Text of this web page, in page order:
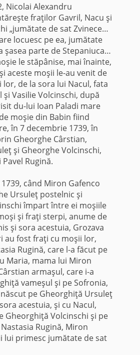
Nicolai Alexandru
fraţilor Gavril, Nacu şi
„jumătate de sat Zvinece…
locuesc pe ea, jumătate
şasea parte de Stepaniuca…
le stăpânise, mai înainte,
aceste moşii le-au venit de
de la sora lui Nacul, fata
şi Vasilie Volcinschi, după
du-lui Ioan Paladi mare
moşie din Babin fiind
în 7 decembrie 1739, în
Gheorghe Cârstian,
şi Gheorghe Volcinschi,
Rugină.
când Miron Gafenco
Ursuleţ postelnic şi
împart între ei moşiile
şi fraţi sterpi, anume de
şi sora acestuia, Grozava
au fost fraţi cu moşii lor,
Rugină, care l-a făcut pe
Maria, mama lui Miron
armaşul, care i-a
vameşul şi pe Sofronia,
pe Gheorghiţă Ursuleţ
acestuia, şi cu Nacul,
Gheorghiţă Volcinschi şi pe
Rugină, Miron
lui primesc jumătate de sat